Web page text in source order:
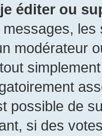
éditer ou
modérateur
possible de
si des